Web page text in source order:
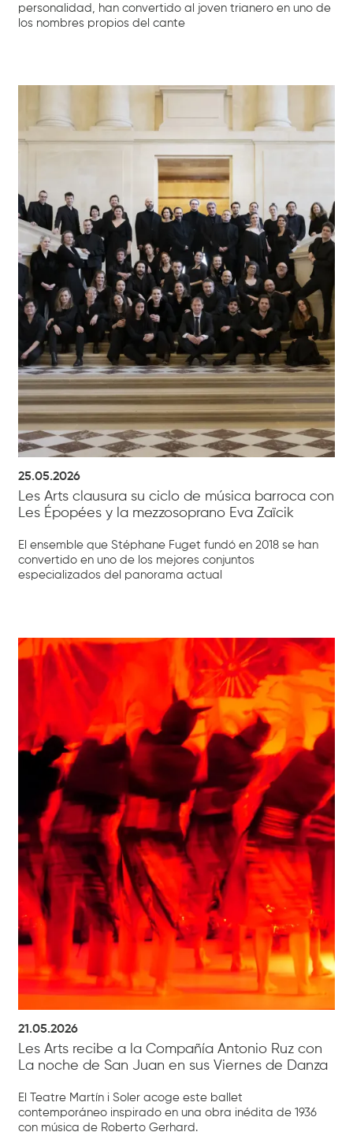
personalidad, han convertido al joven trianero en uno de
los nombres propios del cante
25.05.2026
Les Arts clausura su ciclo de música barroca con
Les Épopées y la mezzosoprano Eva Zaïcik
El ensemble que Stéphane Fuget fundó en 2018 se han
convertido en uno de los mejores conjuntos
especializados del panorama actual
21.05.2026
Les Arts recibe a la Compañía Antonio Ruz con
La noche de San Juan en sus Viernes de Danza
El Teatre Martín i Soler acoge este ballet
contemporáneo inspirado en una obra inédita de 1936
con música de Roberto Gerhard.